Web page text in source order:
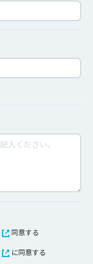
同意する
に同意する